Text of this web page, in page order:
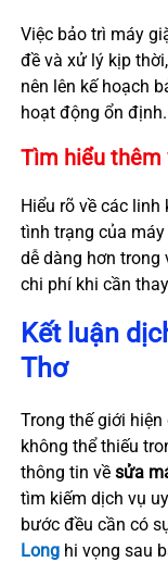
Việc bảo trì máy
đề và xử lý kịp
nên lên kế hoạch
hoạt động ổn định.
Tìm hiểu thêm
Hiểu rõ về các
tình trạng của
dễ dàng hơn trong
chi phí khi cần
Kết luận
Thơ
Trong thế giới
không thể thiếu
thông tin về sửa
tìm kiếm dịch vụ
bước đều cần có
Longhi vọng sau